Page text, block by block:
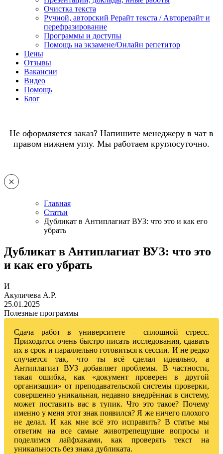
Очистка текста
Ручной, авторский Рерайт текста / Авторерайт и
перефразирование
Программы и доступы
Помощь на экзамене/Онлайн репетитор
Цены
Отзывы
Вакансии
Видео
Помощь
Блог
Не оформляется заказ? Напишите менеджеру в чат в
правом нижнем углу. Мы работаем круглосуточно.
Главная
Статьи
Дубликат в Антиплагиат ВУЗ: что это и как его
убрать
Дубликат в Антиплагиат ВУЗ: что это
и как его убрать
И
Акуличева А.Р.
25.01.2025
Полезные программы
Сдача работ в университете – сплошной стресс.
Приходится очень быстро писать исследования, сдавать
их в срок и параллельно готовиться к сессии. И не редко
случается так, что ты всё сделал идеально, а
Антиплагиат ВУЗ добавляет проблемы. В частности,
такая ошибка, как «документ проверен в другой
организации» от преподавательской системы проверки,
совершенно уникальная, недавно внедрённая в систему,
может поставить вас в тупик. Что это такое? Почему
именно у меня этот знак появился? Я же ничего плохого
не делал. И как мне всё это исправить? В статье мы
ответим на все самые животрепещущие вопросы и
поделимся лайфхаками, как проверять текст на
уникальность без знака дубликата.